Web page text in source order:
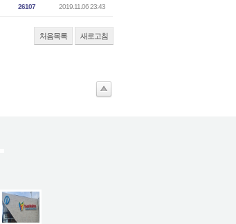
26107 2019.11.06 23:43
처음목록 새로고침